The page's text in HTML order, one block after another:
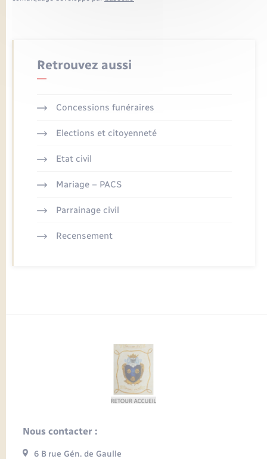
Retrouvez aussi
Concessions funéraires
Elections et citoyenneté
Etat civil
Mariage – PACS
Parrainage civil
Recensement
Nous contacter :
6 B rue Gén. de Gaulle